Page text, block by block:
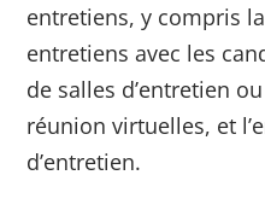
entretiens, y compris
entretiens avec les
de salles d’entretien
réunion virtuelles, et
d’entretien.